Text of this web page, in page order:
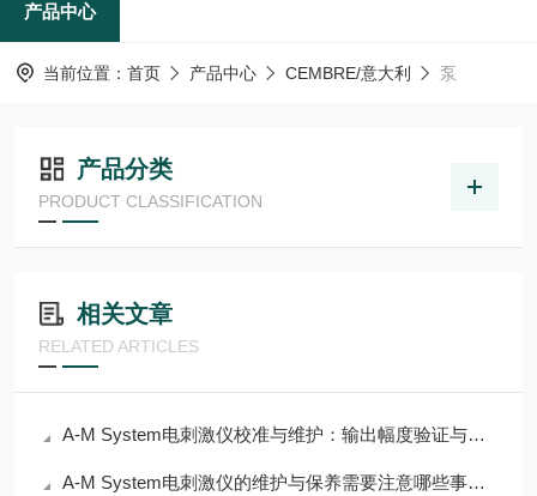
产品中心
当前位置： 首页 产品中心 CEMBRE/意大利 泵
产品分类
PRODUCT CLASSIFICATION
相关文章
RELATED ARTICLES
A-M System电刺激仪校准与维护：输出幅度验证与电极接口检查
A-M System电刺激仪的维护与保养需要注意哪些事项？